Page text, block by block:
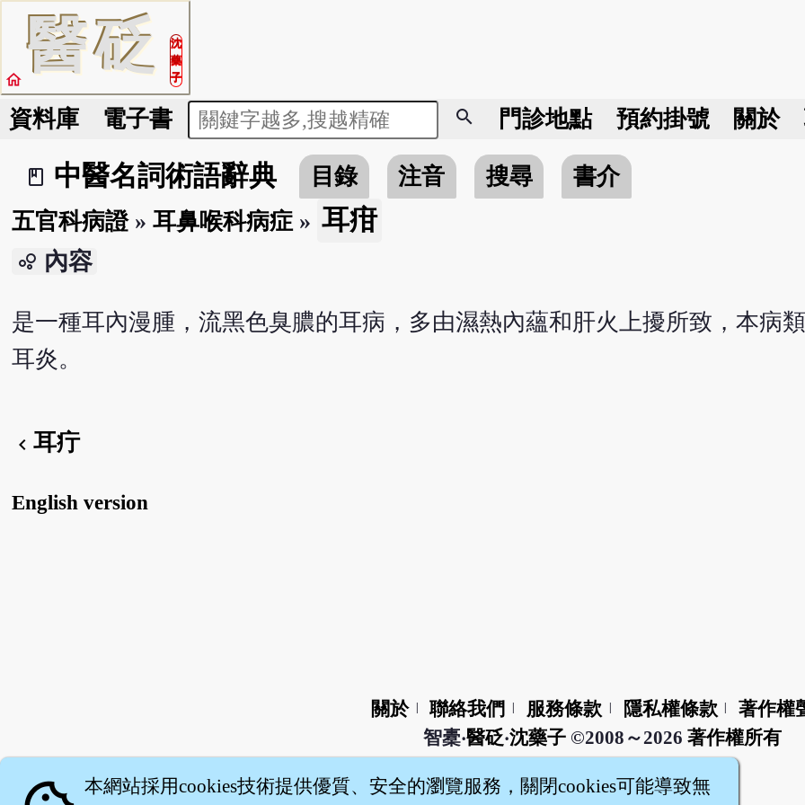
醫砭
沈
藥
子
home
資料庫 電子書 search 門診地點 預約掛號 關於
book_2
中醫名詞術語辭典 目錄 注音 搜尋
書介
五官科病證» 耳鼻喉科病症» 耳疳
bubble_chart 內容
是一種耳內漫腫，流黑色臭膿的耳病，多由濕熱內蘊和肝火上擾所致，本病
耳炎。
chevron_left 耳疔
English version
關於 聯絡我們 服務條款 隱私權條款
著作權
智橐‧醫砭‧沈藥子©2008～2026 著作權所有
本網站採用cookies技術提供優質、安全的瀏覽服務，關閉cookies可能導致無